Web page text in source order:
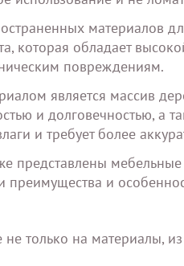
материалов
которая обладает
повреждениям.
является массив
и долговечностью, а
и требует более
представлены
и
только на материалы,